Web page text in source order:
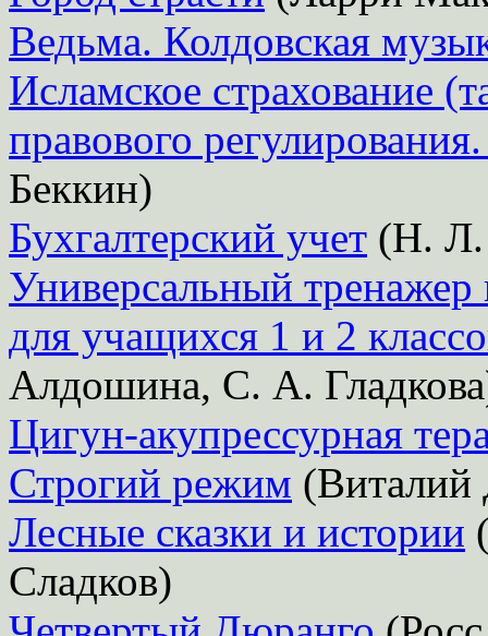
Ведьма. Колдовская
Исламское страхование
правового
Беккин)
Бухгалтерский учет (Н.
Универсальный
для учащихся 1 и 2
Алдошина, С. А.
Цигун-акупрессурная
Строгий режим (Виталий
Лесные сказки и истории
Сладков)